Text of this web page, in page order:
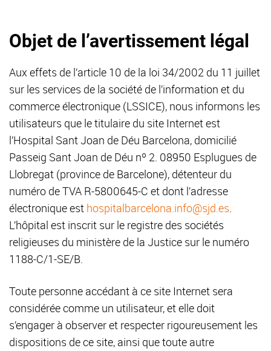
Objet de l’avertissement légal
Aux effets de l’article 10 de la loi 34/2002 du 11 juillet
sur les services de la société de l’information et du
commerce électronique (LSSICE), nous informons les
utilisateurs que le titulaire du site Internet est
l’Hospital Sant Joan de Déu Barcelona, domicilié
Passeig Sant Joan de Déu nº 2. 08950 Esplugues de
Llobregat (province de Barcelone), détenteur du
numéro de TVA R-5800645-C et dont l’adresse
électronique est hospitalbarcelona.info@sjd.es.
L’hôpital est inscrit sur le registre des sociétés
religieuses du ministère de la Justice sur le numéro
1188-C/1-SE/B.
Toute personne accédant à ce site Internet sera
considérée comme un utilisateur, et elle doit
s’engager à observer et respecter rigoureusement les
dispositions de ce site, ainsi que toute autre